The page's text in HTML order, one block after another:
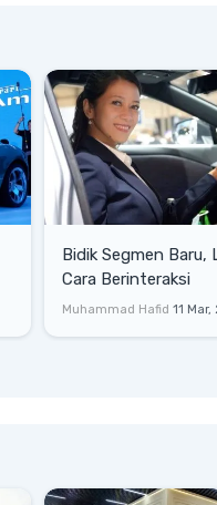
Bidik Segmen Baru,
Cara Berinteraksi
Muhammad Hafid 11